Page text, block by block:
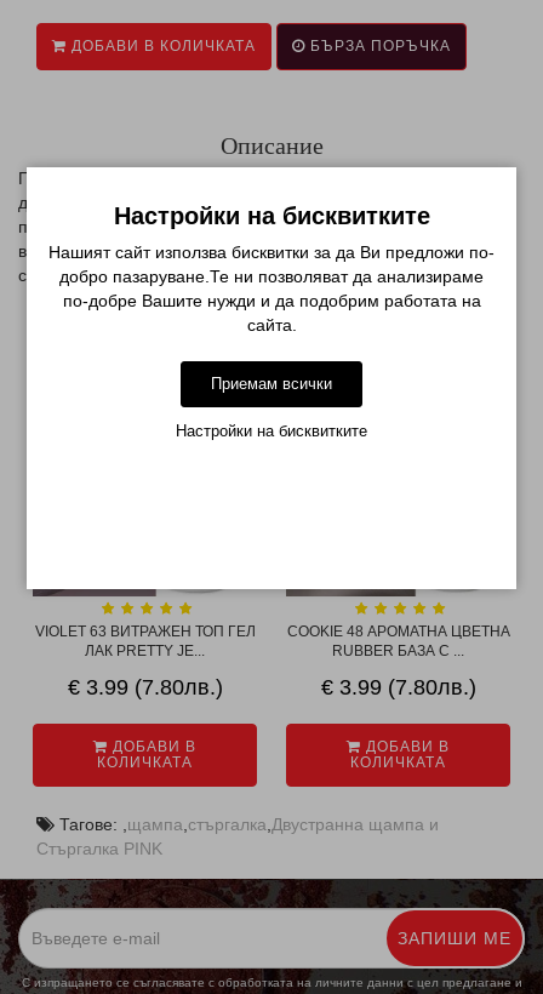
ДОБАВИ В КОЛИЧКАТА БЪРЗА ПОРЪЧКА
Описание
Печат - щампа не може да бъде направена със всеки лак. За
да се получи хубава картинка трябва да се избере най-
подходящия лак за печат. Фактът, че той трябва да бъде със
високо съдържание на пигмент - плътен и по-гъст . Ето защо,
специални лакове за печат са с малко по-висока цена.
МОЖЕ ДА ХАРЕСАТЕ ОЩЕ
VIOLET 63 ВИТРАЖЕН ТОП ГЕЛ
ЛАК PRETTY JE...
€ 3.99 (7.80лв.)
ДОБАВИ В
КОЛИЧКАТА
COOKIE 48 АРОМАТНА ЦВЕТНА
RUBBER БАЗА С ...
€ 3.99 (7.80лв.)
ДОБАВИ В
КОЛИЧКАТА
Тагове: щампа стъргалка Двустранна щампа и
Стъргалка PINK
ЗАПИШИ МЕ
С изпращането се съгласявате с обработката на личните данни с цел предлагане и
Настройки на бисквитките
Нашият сайт използва бисквитки за да Ви предложи по-
добро пазаруване.Те ни позволяват да анализираме
по-добре Вашите нужди и да подобрим работата на
сайта.
Приемам всички
Настройки на бисквитките